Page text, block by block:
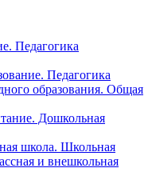
Педагогика
Педагогика
образования. Общая
Дошкольная
школа. Школьная
и внешкольная